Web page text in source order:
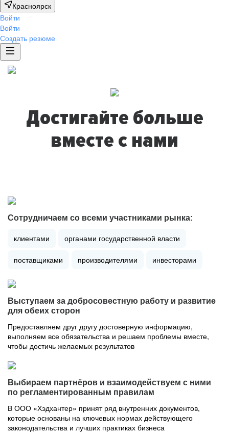
Красноярск
Войти
Войти
Создать резюме
Достигайте больше
вместе с нами
Сотрудничаем со всеми участниками рынка:
клиентами органами государственной власти
поставщиками производителями инвесторами
Выступаем за добросовестную работу и развитие
для обеих сторон
Предоставляем друг другу достоверную информацию,
выполняем все обязательства и решаем проблемы вместе,
чтобы достичь желаемых результатов
Выбираем партнёров и взаимодействуем с ними
по регламентированным правилам
В ООО «Хэдхантер» принят ряд внутренних документов,
которые основаны на ключевых нормах действующего
законодательства и лучших практиках бизнеса